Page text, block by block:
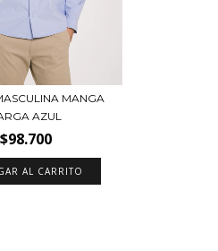
MANGA
AZUL
$98.700
AL CARRITO